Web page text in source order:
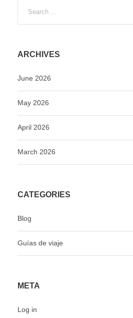
ARCHIVES
June 2026
May 2026
April 2026
March 2026
CATEGORIES
Blog
Guías de viaje
META
Log in